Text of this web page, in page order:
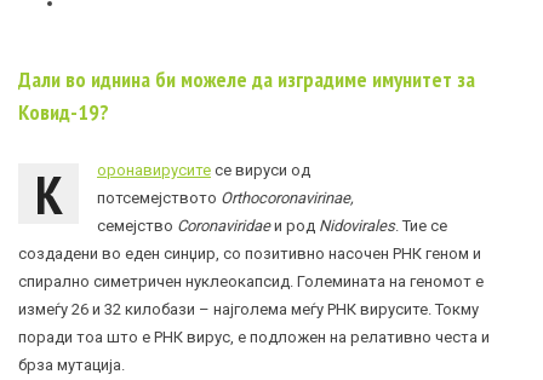
Дали во иднина би можеле да изградиме имунитет за
Ковид-19?
К оронавирусите се вируси од
потсемејството Orthocoronavirinae,
семејство Coronaviridaeи род Nidovirales. Тие се
создадени во еден синџир, со позитивно насочен РНК геном и
спирално симетричен нуклеокапсид. Големината на геномот е
измеѓу 26 и 32 килобази – најголема меѓу РНК вирусите. Токму
поради тоа што е РНК вирус, е подложен на релативно честа и
брза мутација.